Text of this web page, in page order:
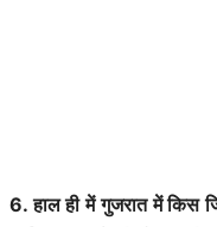
6. हाल ही में गुजरात में किस